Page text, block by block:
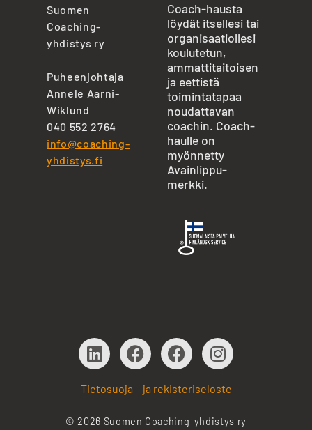
Suomen
Coaching-
yhdistys ry
Puheenjohtaja
Annele Aarni-
Wiklund
040 552 2764
info@coaching-
yhdistys.fi
Coach-hausta
löydät itsellesi tai
organisaatiollesi
koulutetun,
ammattitaitoisen
ja eettistä
toimintatapaa
noudattavan
coachin. Coach-
haulle on
myönnetty
Avainlippu-
merkki.
Tietosuoja— ja rekisteriseloste
© 2026 Suomen Coaching-yhdistys ry